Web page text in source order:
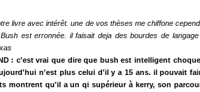
livre avec intérêt. une de vos thèses me chiffone
est erronnée. il faisait deja des bourdes de
: c'est vrai que dire que bush est intelligent
n'est plus celui d'il y a 15 ans. il pouvait
montrent qu'il a un qi supérieur à kerry, son